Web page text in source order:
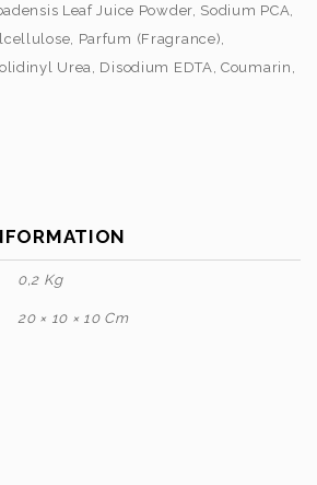
Leaf Juice Powder, Sodium PCA,
Parfum (Fragrance),
Urea, Disodium EDTA, Coumarin,
0,2 Kg
20 × 10 × 10 Cm